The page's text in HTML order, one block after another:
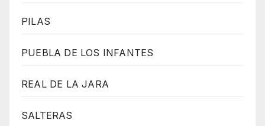
PILAS
PUEBLA DE LOS INFANTES
REAL DE LA JARA
SALTERAS